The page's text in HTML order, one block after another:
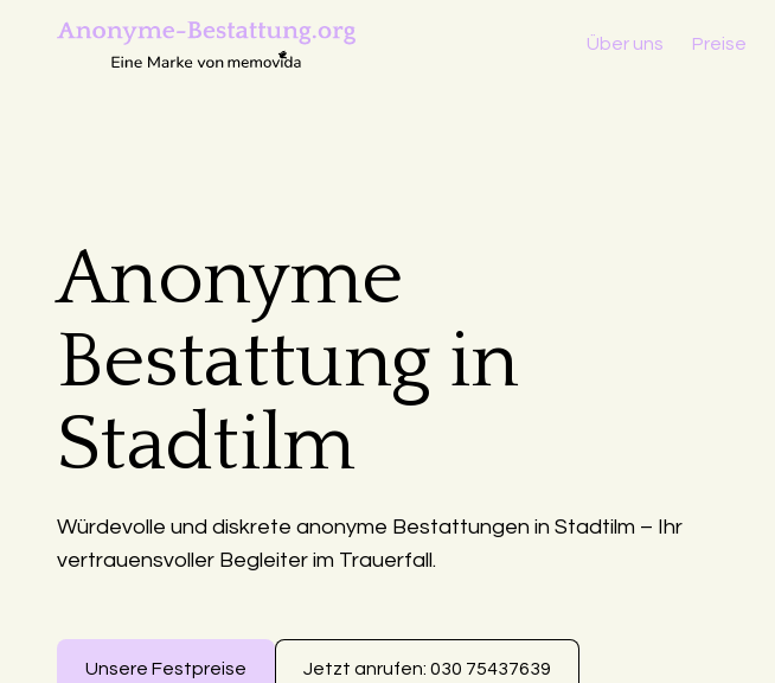
Über uns Preise
Anonyme
Bestattung in
Stadtilm
Würdevolle und diskrete anonyme Bestattungen in Stadtilm – Ihr
vertrauensvoller Begleiter im Trauerfall.
Unsere Festpreise Jetzt anrufen: 030 75437639